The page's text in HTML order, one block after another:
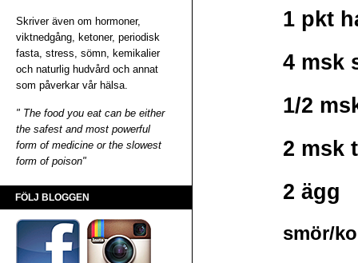
Skriver även om hormoner,
viktnedgång, ketoner, periodisk
fasta, stress, sömn, kemikalier
och naturlig hudvård och annat
som påverkar vår hälsa.
" The food you eat can be either
the safest and most powerful
form of medicine or the slowest
form of poison"
FÖLJ BLOGGEN
1 pkt
4 msk
1/2
2 msk
2 ägg
smör/